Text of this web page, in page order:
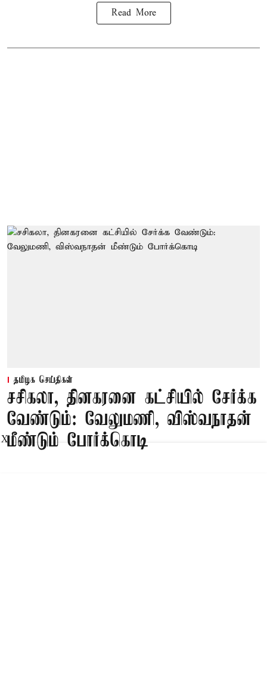
Read More
தமிழக செய்திகள்
சசிகலா, தினகரனை கட்சியில் சேர்க்க
வேண்டும்: வேலுமணி, விஸ்வநாதன்
மீண்டும் போர்க்கொடி
X